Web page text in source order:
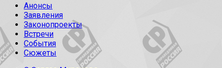
Анонсы
Заявления
Законопроекты
Встречи
События
Сюжеты